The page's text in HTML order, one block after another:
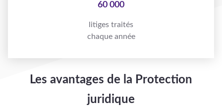
60 000
litiges traités
chaque année
Les avantages de la Protection
juridique